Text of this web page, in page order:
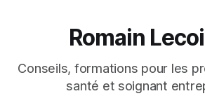
Romain
Conseils, formations pour les
santé et soignant